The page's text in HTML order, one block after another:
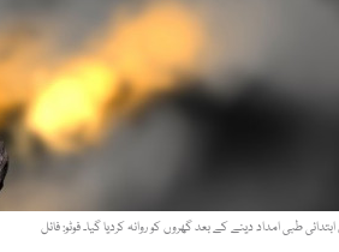
طبی امداد دینے کے بعد گھروں کو روانہ کردیا گیا۔ فوٹو: فائل